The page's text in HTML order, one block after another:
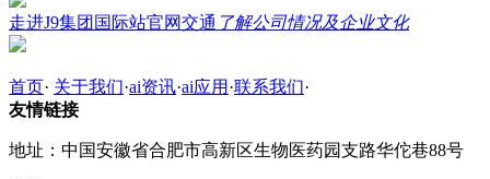
走进J9集团国际站官网交通 了解公司情况及企业文化
首页· 关于我们·ai资讯·ai应用 ·联系我们·
友情链接
地址：中国安徽省合肥市高新区生物医药园支路华佗巷88号